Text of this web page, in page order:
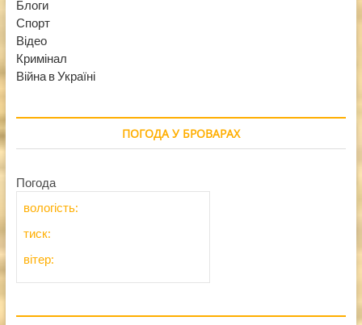
Блоги
Спорт
Відео
Кримінал
Війна в Україні
ПОГОДА У БРОВАРАХ
Погода
вологість:
тиск:
вітер: